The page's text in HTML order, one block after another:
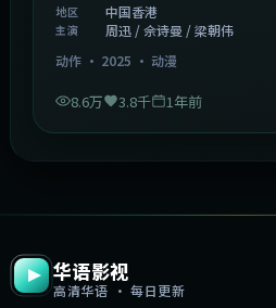
地区 中国香港
主演
周迅 / 佘诗曼 / 梁朝伟
动作· 2025 · 动漫
8.6万 3.8千 1年前
华语影视
高清华语 · 每日更新